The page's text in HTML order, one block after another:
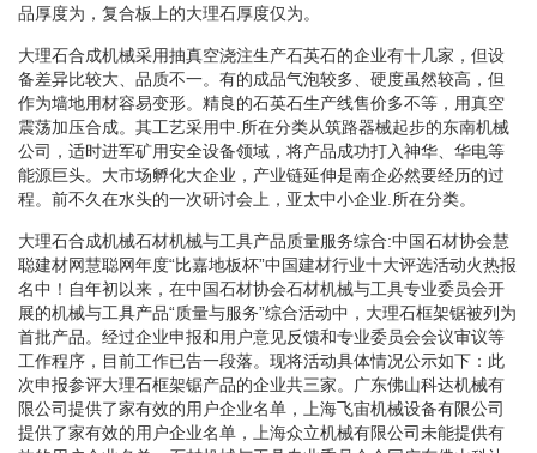
品厚度为，复合板上的大理石厚度仅为。
大理石合成机械采用抽真空浇注生产石英石的企业有十几家，但设
备差异比较大、品质不一。有的成品气泡较多、硬度虽然较高，但
作为墙地用材容易变形。精良的石英石生产线售价多不等，用真空
震荡加压合成。其工艺采用中.所在分类从筑路器械起步的东南机械
公司，适时进军矿用安全设备领域，将产品成功打入神华、华电等
能源巨头。大市场孵化大企业，产业链延伸是南企必然要经历的过
程。前不久在水头的一次研讨会上，亚太中小企业.所在分类。
大理石合成机械石材机械与工具产品质量服务综合:中国石材协会慧
聪建材网慧聪网年度“比嘉地板杯”中国建材行业十大评选活动火热报
名中！自年初以来，在中国石材协会石材机械与工具专业委员会开
展的机械与工具产品“质量与服务”综合活动中，大理石框架锯被列为
首批产品。经过企业申报和用户意见反馈和专业委员会会议审议等
工作程序，目前工作已告一段落。现将活动具体情况公示如下：此
次申报参评大理石框架锯产品的企业共三家。广东佛山科达机械有
限公司提供了家有效的用户企业名单，上海飞宙机械设备有限公司
提供了家有效的用户企业名单，上海众立机械有限公司未能提供有